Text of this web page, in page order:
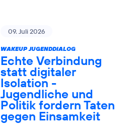
09. Juli 2026
WAKEUP JUGENDDIALOG
Echte Verbindung
statt digitaler
Isolation -
Jugendliche und
Politik fordern Taten
gegen Einsamkeit